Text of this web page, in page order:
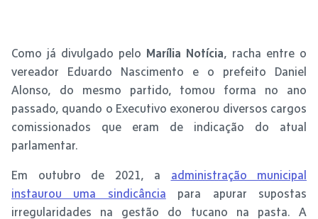
Como já divulgado pelo Marília Notícia, racha entre o
vereador Eduardo Nascimento e o prefeito Daniel
Alonso, do mesmo partido, tomou forma no ano
passado, quando o Executivo exonerou diversos cargos
comissionados que eram de indicação do atual
parlamentar.
Em outubro de 2021, a administração municipal
instaurou uma sindicância para apurar supostas
irregularidades na gestão do tucano na pasta. A